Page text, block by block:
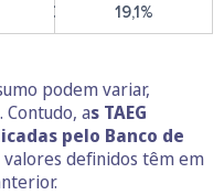
Contas correntes
19,1%
podem variar,
as TAEG
pelo Banco de
valores definidos têm em